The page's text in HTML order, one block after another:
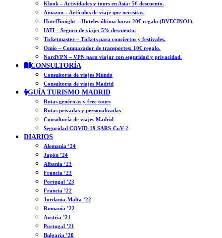
Klook – Actividades y tours en Asia: 5€ descuento.
Amazon – Artículos de viaje que necesitas.
HotelTonight – Hoteles última hora: 20€ regalo (DVECINO1).
IATI – Seguro de viaje: 5% descuento.
Ticketmaster – Tickets para conciertos y festivales.
Omio – Comparador de transportes: 10€ regalo.
NordVPN – VPN para viajar con seguridad y privacidad.
CONSULTORÍA
Consultoría de viajes Mundo
Consultoría de viajes Madrid
GUÍA TURISMO MADRID
Rutas genéricas y free tours
Rutas privadas y personalizadas
Consultoría de viajes Madrid
Seguridad COVID-19 SARS-CoV-2
DIARIOS
Alemania ’24
Japón ’24
Albania ’23
Francia ’23
Portugal ’23
Francia ’22
Jordania-Malta ’22
Rumanía ’22
Austria ’21
Portugal ’21
Bulgaria ’20